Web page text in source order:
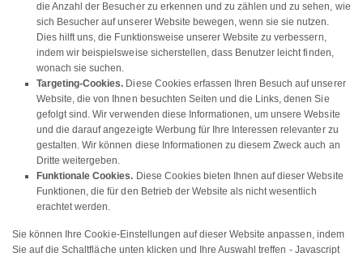
die Anzahl der Besucher zu erkennen und zu zählen und zu sehen, wie
sich Besucher auf unserer Website bewegen, wenn sie sie nutzen.
Dies hilft uns, die Funktionsweise unserer Website zu verbessern,
indem wir beispielsweise sicherstellen, dass Benutzer leicht finden,
wonach sie suchen.
Targeting-Cookies. Diese Cookies erfassen Ihren Besuch auf unserer
Website, die von Ihnen besuchten Seiten und die Links, denen Sie
gefolgt sind. Wir verwenden diese Informationen, um unsere Website
und die darauf angezeigte Werbung für Ihre Interessen relevanter zu
gestalten. Wir können diese Informationen zu diesem Zweck auch an
Dritte weitergeben.
Funktionale Cookies. Diese Cookies bieten Ihnen auf dieser Website
Funktionen, die für den Betrieb der Website als nicht wesentlich
erachtet werden.
Sie können Ihre Cookie-Einstellungen auf dieser Website anpassen, indem
Sie auf die Schaltfläche unten klicken und Ihre Auswahl treffen - Javascript